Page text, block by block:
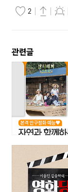
2
관련글